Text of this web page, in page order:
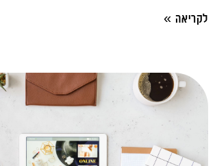
לקריאה »